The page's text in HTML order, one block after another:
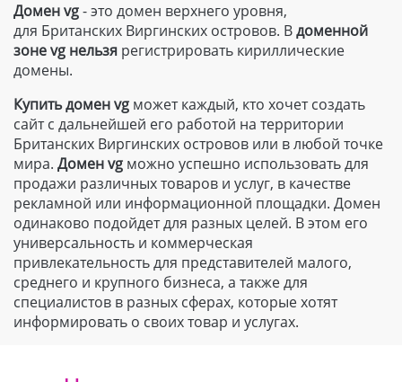
Домен vg- это домен верхнего уровня,
для Британских Виргинских островов. Вдоменной
зонеvg нельзя регистрировать кириллические
домены.
Купить доменvg может каждый, кто хочет создать
сайт с дальнейшей его работой на территории
Британских Виргинских островов или в любой точке
мира. Доменvg можно успешно использовать для
продажи различных товаров и услуг, в качестве
рекламной или информационной площадки. Домен
одинаково подойдет для разных целей. В этом его
универсальность и коммерческая
привлекательность для представителей малого,
среднего и крупного бизнеса, а также для
специалистов в разных сферах, которые хотят
информировать о своих товар и услугах.